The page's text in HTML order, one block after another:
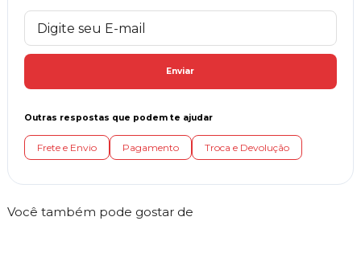
Enviar
Outras respostas que podem te ajudar
Frete e Envio Pagamento Troca e Devolução
Você também pode gostar de